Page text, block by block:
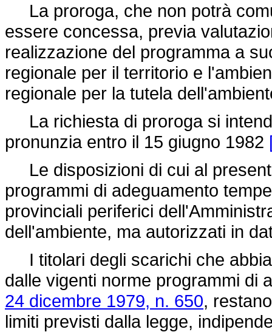
La proroga, che non potrà
essere concessa, previa
realizzazione del programma a
regionale per il territorio e
regionale per la tutela
La richiesta di proroga si
pronunzia entro il 15 giugno 1982
Le disposizioni di cui al
programmi di adeguamento
provinciali periferici
dell'ambiente, ma autorizzati in
I titolari degli scarichi che
dalle vigenti norme programmi di
24 dicembre 1979, n. 650,
limiti previsti dalla legge,